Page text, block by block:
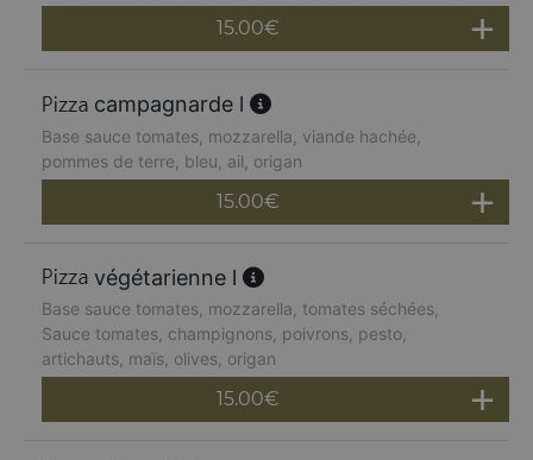
15.00€
campagnarde l
Base sauce tomates, mozzarella, viande hachée,
pommes de terre, bleu, ail, origan
15.00€
végétarienne l
Base sauce tomates, mozzarella, tomates séchées,
Sauce tomates, champignons, poivrons, pesto,
artichauts, maïs, olives, origan
15.00€